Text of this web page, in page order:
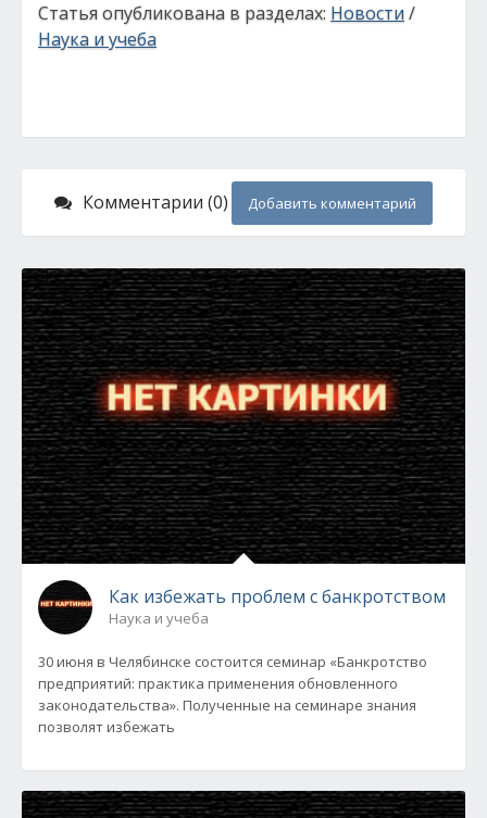
Статья опубликована в разделах: Новости/
Наука и учеба
Комментарии (0) Добавить комментарий
Как избежать проблем с банкротством
Наука и учеба
30 июня в Челябинске состоится семинар «Банкротство
предприятий: практика применения обновленного
законодательства». Полученные на семинаре знания
позволят избежать